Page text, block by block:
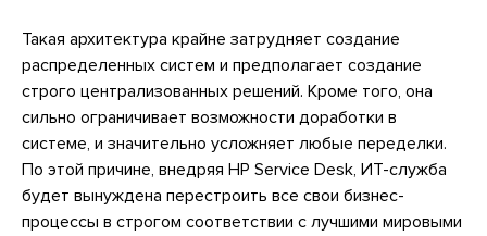
Такая архитектура крайне затрудняет создание
распределенных систем и предполагает создание
строго централизованных решений. Кроме того, она
сильно ограничивает возможности доработки в
системе, и значительно усложняет любые переделки.
По этой причине, внедряя HP Service Desk, ИТ-служба
будет вынуждена перестроить все свои бизнес-
процессы в строгом соответствии с лучшими мировыми